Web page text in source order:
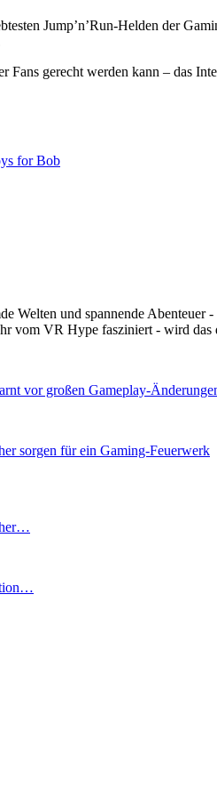
Jump’n’Run-Helden der
gerecht werden kann – das
for Bob
Welten und spannende
vom VR Hype fasziniert - wird das
vor großen Gameplay-
sorgen für ein Gaming-Feuerwerk